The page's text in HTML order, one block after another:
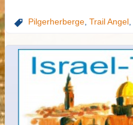
Pilgerherberge, Trail Angel,